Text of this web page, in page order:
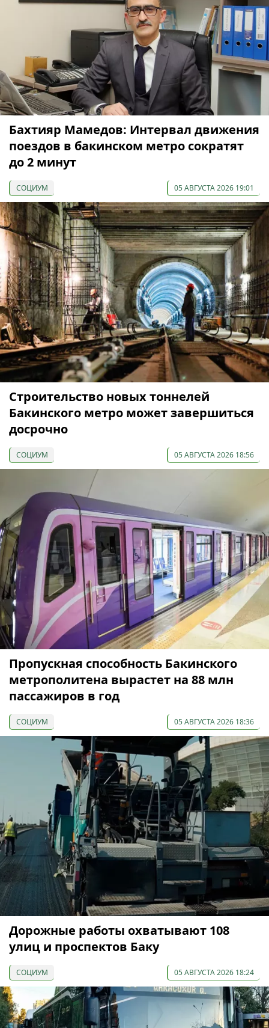
Бахтияр Мамедов: Интервал движения
поездов в бакинском метро сократят
до 2 минут
СОЦИУМ 05 АВГУСТА 2026 19:01
Строительство новых тоннелей
Бакинского метро может завершиться
досрочно
СОЦИУМ 05 АВГУСТА 2026 18:56
Пропускная способность Бакинского
метрополитена вырастет на 88 млн
пассажиров в год
СОЦИУМ 05 АВГУСТА 2026 18:36
Дорожные работы охватывают 108
улиц и проспектов Баку
СОЦИУМ 05 АВГУСТА 2026 18:24